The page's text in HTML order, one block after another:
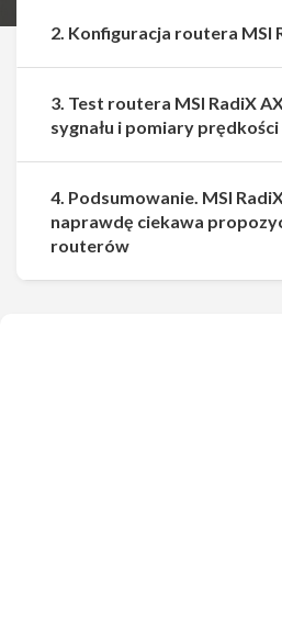
2. Konfiguracja routera MSI
3. Test routera MSI RadiX
sygnału i pomiary prędkości
4. Podsumowanie. MSI
naprawdę ciekawa
routerów